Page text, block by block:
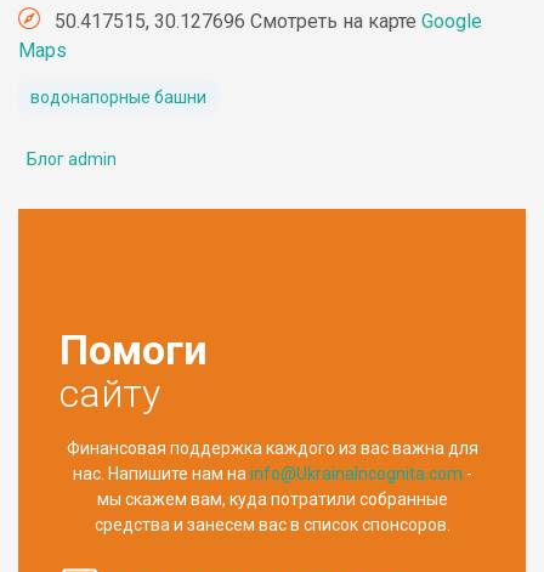
50.417515, 30.127696 Смотреть на карте Google
Maps
водонапорные башни
Блог admin
Помоги
сайту
Финансовая поддержка каждого из вас важна для
нас. Напишите нам на info@UkrainaIncognita.com -
мы скажем вам, куда потратили собранные
средства и занесем вас в список спонсоров.